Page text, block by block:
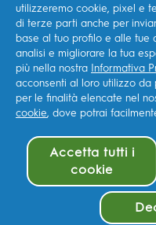
CONTATTACI
I Miei Dati
P&G Global Terms &
Dichiarazione di
Site Map
©2026 Procter &
utilizzeremo cookie, pixel e
di terze parti anche per
base al tuo profilo e alle tue
analisi e migliorare la tua
più nella nostra Informativa
acconsenti al loro utilizzo
per le finalità elencate nel
cookie, dove potrai
Accetta tutti i
cookie